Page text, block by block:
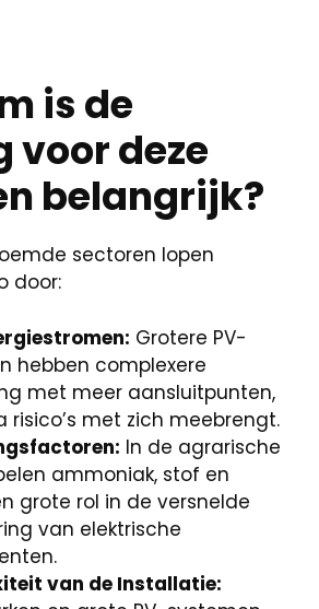
is de
voor deze
belangrijk?
sectoren lopen
door:
Grotere PV-
hebben complexere
met meer aansluitpunten,
risico’s met zich meebrengt.
In de agrarische
ammoniak, stof en
grote rol in de versnelde
van elektrische
van de Installatie: